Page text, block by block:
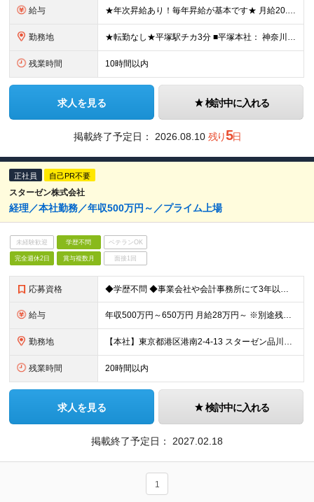
給与 ★年次昇給あり！毎年昇給が基本です★ 月給20.5万円～27万円＋賞与年2回（昨年実績3ヶ月分） ※経験・年齢・スキルを考慮して決定します ※正社員の場合は試用期間3ヶ月。その間の待遇に差異なし
勤務地 ★転勤なし★平塚駅チカ3分 ■平塚本社： 神奈川県平塚市宝町3-1 平塚MNビル10F 【 抜群のアクセス環境 】 JR東海道線・湘南新宿ラインが乗り入れており、 上り下り共にアクセス良好。 【
残業時間 10時間以内
求人を見る 検討中に入れる
掲載終了予定日： 2026.08.10 残り5日
正社員 自己PR不要
スターゼン株式会社
経理／本社勤務／年収500万円～／プライム上場
未経験歓迎 学歴不問 ベテランOK
完全週休2日 賞与複数月 面接1回
応募資格 ◆学歴不問 ◆事業会社や会計事務所にて3年以上経理業務の経験がある方（決算業務・税務等） ★経理経験がない場合でも、ポテンシャルが高い方の採用も積極的に検討します。
給与 年収500万円～650万円 月給28万円～ ※別途残業代が全額支給されます。 ※試用期間3ヵ月あり。試用期間中の給与・待遇に差異はありません。
勤務地 【本社】東京都港区港南2-4-13 スターゼン品川ビル ※就業場所の変更の範囲：会社の定める事業所（限定なし）
残業時間 20時間以内
求人を見る 検討中に入れる
掲載終了予定日： 2027.02.18
1